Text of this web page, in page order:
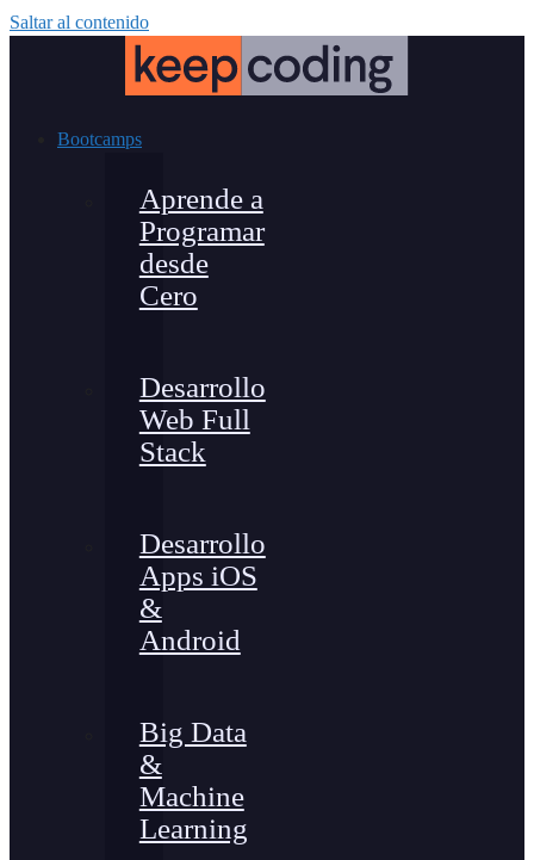
Saltar al contenido
Bootcamps
Aprende a
Programar
desde
Cero
Desarrollo
Web Full
Stack
Desarrollo
Apps iOS
&
Android
Big Data
&
Machine
Learning